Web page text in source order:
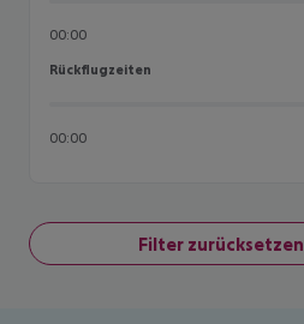
00:00
Rückflugzeiten
Rückflugzeiten
00:00
Filter zurücksetzen